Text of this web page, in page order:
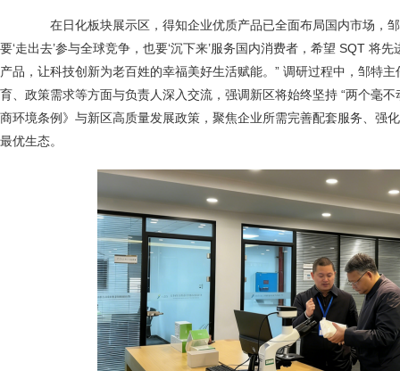
在日化板块展示区，得知企业优质产品已全面布局国内市场，邹
要‘走出去’参与全球竞争，也要‘沉下来’服务国内消费者，希望 SQT 将
产品，让科技创新为老百姓的幸福美好生活赋能。” 调研过程中，邹特
育、政策需求等方面与负责人深入交流，强调新区将始终坚持 “两个毫
商环境条例》与新区高质量发展政策，聚焦企业所需完善配套服务、强
最优生态。